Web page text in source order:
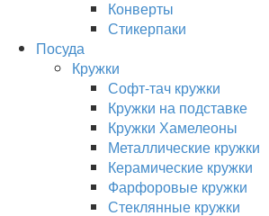
Конверты
Стикерпаки
Посуда
Кружки
Софт-тач кружки
Кружки на подставке
Кружки Хамелеоны
Металлические кружки
Керамические кружки
Фарфоровые кружки
Стеклянные кружки